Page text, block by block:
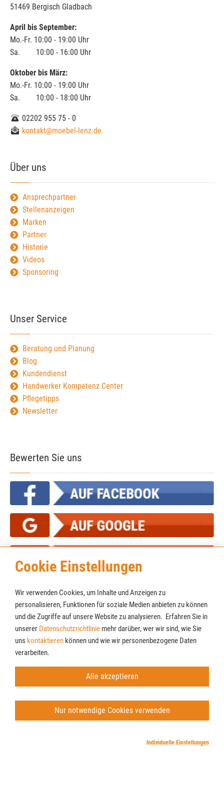
Cookie Einstellungen
Wir verwenden Cookies, um Inhalte und Anzeigen zu
personalisieren, Funktionen für soziale Medien anbieten zu können
und die Zugriffe auf unsere Website zu analysieren. Erfahren Sie in
unserer Datenschutzrichtlinie mehr darüber, wer wir sind, wie Sie
uns kontaktieren können und wie wir personenbezogene Daten
verarbeiten.
Alle akzeptieren
Nur notwendige Cookies verwenden
Individuelle Einstellungen
51469 Bergisch Gladbach
April bis September:
Mo.-Fr. 10:00 - 19:00 Uhr
Sa. 10:00 - 16:00 Uhr
Oktober bis März:
Mo.-Fr. 10:00 - 19:00 Uhr
Sa. 10:00 - 18:00 Uhr
02202 955 75 - 0
kontakt@moebel-lenz.de
Über uns
Ansprechpartner
Stellenanzeigen
Marken
Partner
Historie
Videos
Sponsoring
Unser Service
Beratung und Planung
Blog
Kundendienst
Handwerker Kompetenz Center
Pflegetipps
Newsletter
Bewerten Sie uns
© Möbel Lenz GmbH & Co. KG
Cookies
Newsletter
AGB